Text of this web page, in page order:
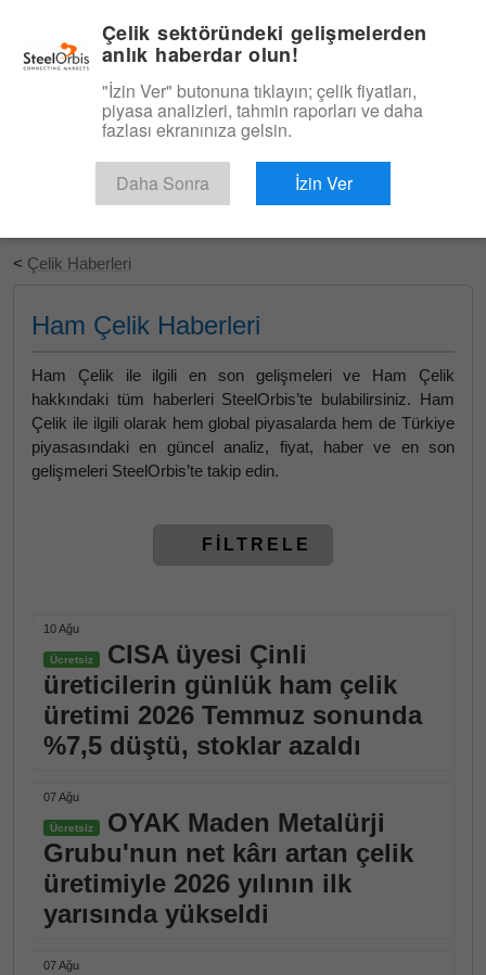
Ücretsiz Deneyin
< Çelik Haberleri
Ham Çelik Haberleri
Ham Çelik ile ilgili en son gelişmeleri ve Ham Çelik
hakkındaki tüm haberleri SteelOrbis’te bulabilirsiniz. Ham
Çelik ile ilgili olarak hem global piyasalarda hem de Türkiye
piyasasındaki en güncel analiz, fiyat, haber ve en son
gelişmeleri SteelOrbis’te takip edin.
FİLTRELE
10 Ağu
Ücretsiz
CISA üyesi Çinli
üreticilerin günlük ham çelik
üretimi 2026 Temmuz sonunda
%7,5 düştü, stoklar azaldı
07 Ağu
Ücretsiz
OYAK Maden Metalürji
Grubu'nun net kârı artan çelik
üretimiyle 2026 yılının ilk
yarısında yükseldi
07 Ağu
Çelik sektöründeki gelişmelerden
anlık haberdar olun!
"İzin Ver" butonuna tıklayın; çelik fiyatları,
piyasa analizleri, tahmin raporları ve daha
fazlası ekranınıza gelsin.
Daha Sonra İzin Ver